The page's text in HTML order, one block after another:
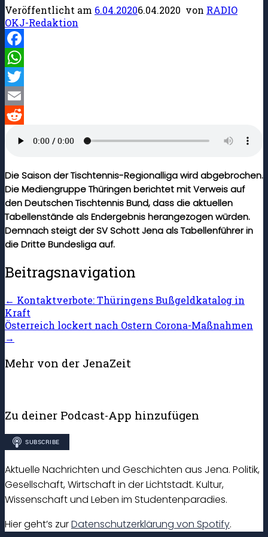
Veröffentlicht am 6.04.20206.04.2020 von RADIO
OKJ-Redaktion
Facebook
WhatsApp
Twitter
Email
Die Saison der Tischtennis-Regionalliga wird abgebrochen.
Die Mediengruppe Thüringen berichtet mit Verweis auf
den Deutschen Tischtennis Bund, dass die aktuellen
Tabellenstände als Endergebnis herangezogen würden.
Demnach steigt der SV Schott Jena als Tabellenführer in
die Dritte Bundesliga auf.
Beitragsnavigation
← Kontaktverbote: Thüringens Bußgeldkatalog in
Kraft
Österreich lockert nach Ostern Corona-Maßnahmen
→
Mehr von der JenaZeit
Zu deiner Podcast-App hinzufügen
Aktuelle Nachrichten und Geschichten aus Jena. Politik,
Gesellschaft, Wirtschaft in der Lichtstadt. Kultur,
Wissenschaft und Leben im Studentenparadies.
Hier geht’s zurDatenschutzerklärung von Spotify.